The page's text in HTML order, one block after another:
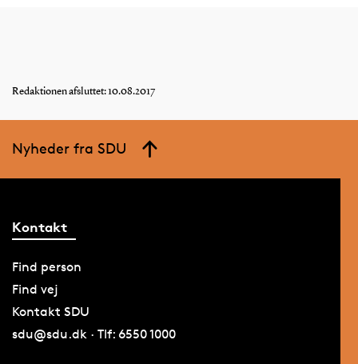
Redaktionen afsluttet: 10.08.2017
Nyheder fra SDU
Kontakt
Find person
Find vej
Kontakt SDU
sdu@sdu.dk · Tlf: 6550 1000